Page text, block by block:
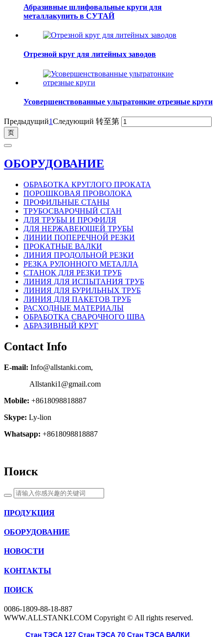
Абразивные шлифовальные круги для
металлакупить в СУТАЙ
Отрезной круг для литейных заводов
Усовершенствованные ультратонкие отрезные круги
Предыдущий1Следующий 转至第
ОБОРУДОВАНИЕ
ОБРАБОТКА КРУГЛОГО ПРОКАТА
ПОРОШКОВАЯ ПРОВОЛОКА
ПРОФИЛЬНЫЕ СТАНЫ
ТРУБОСВАРОЧНЫЙ СТАН
ДЛЯ ТРУБЫ И ПРОФИЛЯ
ДЛЯ НЕРЖАВЕЮЩЕЙ ТРУБЫ
ЛИНИИ ПОПЕРЕЧНОЙ РЕЗКИ
ПРОКАТНЫЕ ВАЛКИ
ЛИНИЯ ПРОДОЛЬНОЙ РЕЗКИ
РЕЗКА РУЛОННОГО МЕТАЛЛА
СТАНОК ДЛЯ РЕЗКИ ТРУБ
ЛИНИЯ ДЛЯ ИСПЫТАНИЯ ТРУБ
ЛИНИЯ ДЛЯ БУРИЛЬНЫХ ТРУБ
ЛИНИЯ ДЛЯ ПАКЕТОВ ТРУБ
РАСХОДНЫЕ МАТЕРИАЛЫ
OБРАБОТКА СВАРОЧНОГО ШВА
АБРАЗИВНЫЙ КРУГ
Contact Info
E-mail: Info@allstanki.com,
Allstanki1@gmail.com
Mobile: +8618098818887
Skype: Ly-lion
Whatsapp: +8618098818887
Поиск
ПРОДУКЦИЯ
ОБОРУДОВАНИЕ
НОВОСТИ
КОНТАКТЫ
ПОИСК
0086-1809-88-18-887
WWW.ALLSTANKI.COM Copyright © All rights reserved.
Cтан ТЭСА 127 Cтан ТЭСА 70 Cтан ТЭСА ВАЛКИ